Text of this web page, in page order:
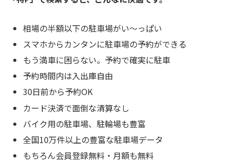
相場の半額以下の駐車場がい〜っぱい
スマホからカンタンに駐車場の予約ができる
もう満車に困らない。予約で確実に駐車
予約時間内は入出庫自由
30日前から予約OK
カード決済で面倒な清算なし
バイク用の駐車場、駐輪場も豊富
全国10万件以上の豊富な駐車場データ
もちろん会員登録無料・月額も無料